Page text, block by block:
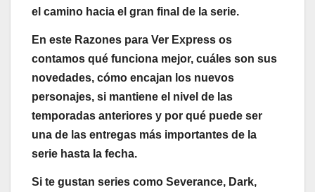
el camino hacia el gran final de la serie.
En este Razones para Ver Express os
contamos qué funciona mejor, cuáles son sus
novedades, cómo encajan los nuevos
personajes, si mantiene el nivel de las
temporadas anteriores y por qué puede ser
una de las entregas más importantes de la
serie hasta la fecha.
Si te gustan series como Severance, Dark,